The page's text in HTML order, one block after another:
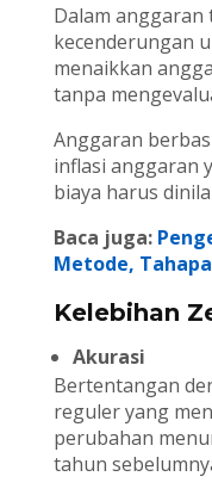
Dalam anggaran
kecenderungan
menaikkan
tanpa
Anggaran
inflasi anggaran
biaya harus
Baca juga:
Metode,
Kelebihan
Akurasi
Bertentangan
reguler yang
perubahan
tahun